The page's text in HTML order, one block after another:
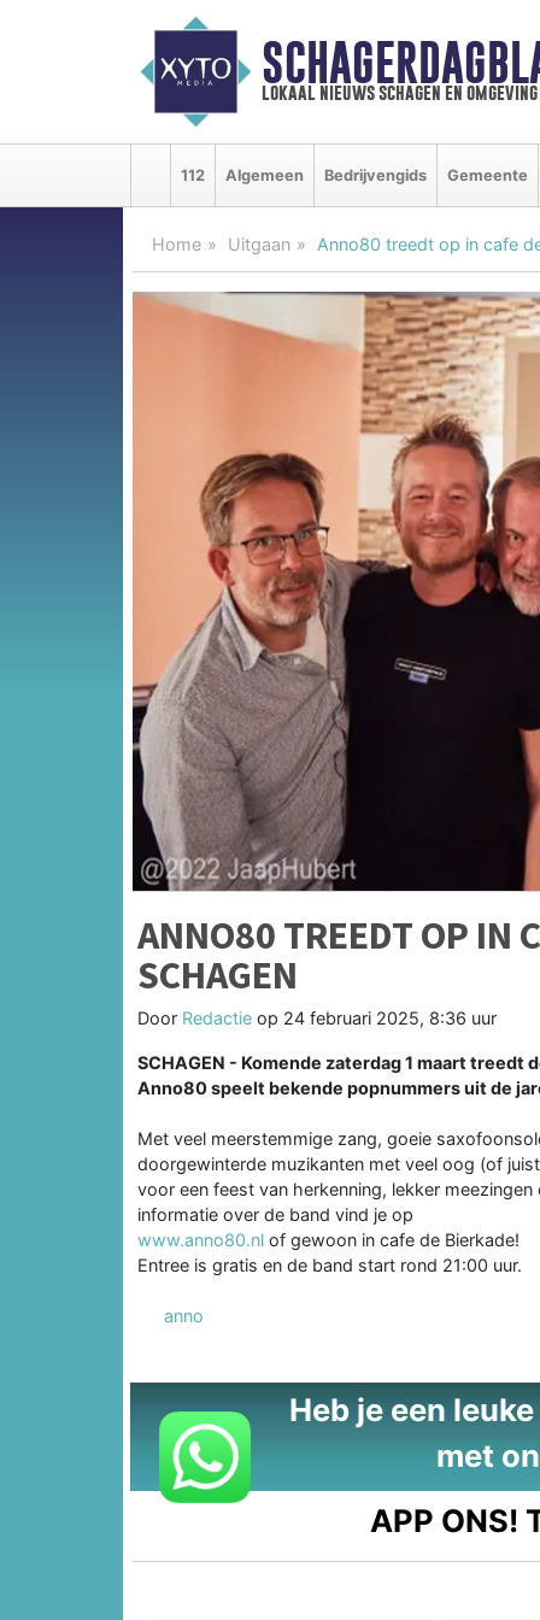
lokaal nieuws schagen en omgeving
112 Algemeen Bedrijvengids Gemeente
Home Uitgaan Anno80 treedt op in cafe
ANNO80 TREEDT OP IN
SCHAGEN
Door Redactie op 24 februari 2025, 8:36 uur
SCHAGEN - Komende zaterdag 1 maart treedt
Anno80 speelt bekende popnummers uit de
Met veel meerstemmige zang, goeie
doorgewinterde muzikanten met veel oog (of
voor een feest van herkenning, lekker
informatie over de band vind je op
www.anno80.nl of gewoon in cafe de Bierkade!
Entree is gratis en de band start rond 21:00 uur.
anno
Heb je een
met
APP ONS!